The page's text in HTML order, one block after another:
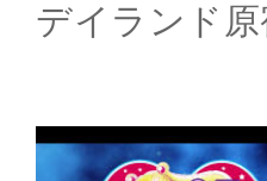
デイランド